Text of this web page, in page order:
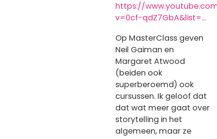
https://
v=0cf-qdZ7GbA&list=…
Op MasterClass geven
Neil Gaiman en
Margaret Atwood
(beiden ook
superberoemd) ook
cursussen. Ik geloof dat
dat wat meer gaat over
storytelling in het
algemeen, maar ze